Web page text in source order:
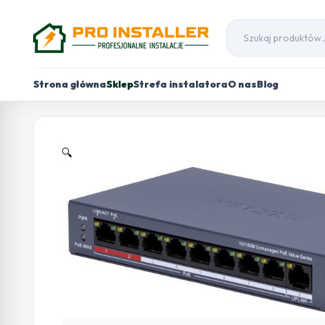
Strona głównaSklepStrefa instalatoraO nasBlog
🔍